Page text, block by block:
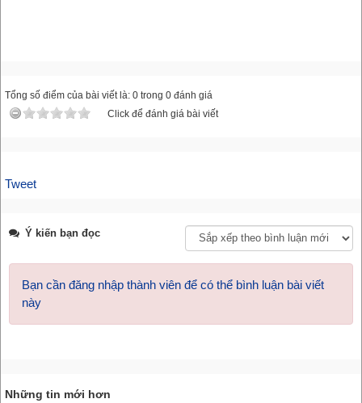
Tổng số điểm của bài viết là: 0 trong 0 đánh giá
Click để đánh giá bài viết
Tweet
Ý kiến bạn đọc
Bạn cần đăng nhập thành viên để có thể bình luận bài viết
này
Những tin mới hơn